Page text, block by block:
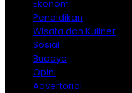
Ekonomi
Pendidikan
Wisata dan Kuliner
Sosial
Budaya
Opini
Advertorial